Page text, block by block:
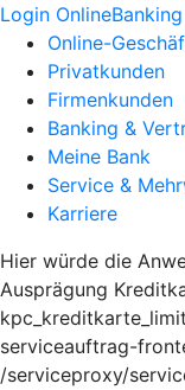
Login OnlineBanking
Online-
Privatkunden
Firmenkunden
Banking &
Meine Bank
Service &
Karriere
Hier würde die
Ausprägung
serviceauftrag-
/serviceproxy/